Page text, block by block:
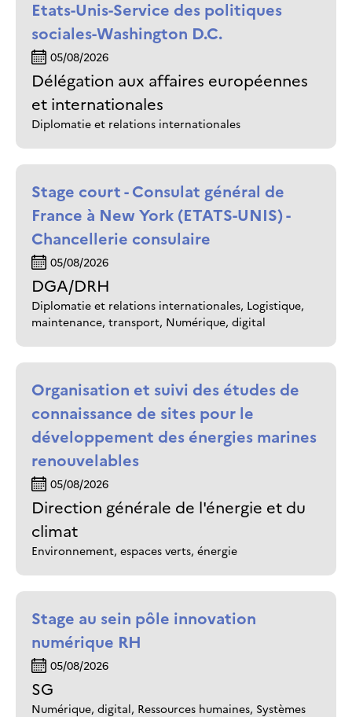
Etats-Unis-Service des politiques
sociales-Washington D.C.
05/08/2026
Délégation aux affaires européennes
et internationales
Diplomatie et relations internationales
Stage court - Consulat général de
France à New York (ETATS-UNIS) -
Chancellerie consulaire
05/08/2026
DGA/DRH
Diplomatie et relations internationales, Logistique,
maintenance, transport, Numérique, digital
Organisation et suivi des études de
connaissance de sites pour le
développement des énergies marines
renouvelables
05/08/2026
Direction générale de l'énergie et du
climat
Environnement, espaces verts, énergie
Stage au sein pôle innovation
numérique RH
05/08/2026
SG
Numérique, digital, Ressources humaines, Systèmes